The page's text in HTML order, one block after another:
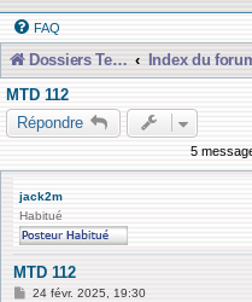
FAQ
Dossiers Techniques Index du
MTD 112
Répondre
5
jack2m
Habitué
MTD 112
M24 févr. 2025, 19:30